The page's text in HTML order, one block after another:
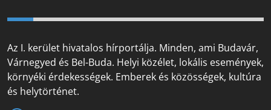
Az I. kerület hivatalos hírportálja. Minden, ami Budavár,
Várnegyed és Bel-Buda. Helyi közélet, lokális események,
környéki érdekességek. Emberek és közösségek, kultúra
és helytörténet.